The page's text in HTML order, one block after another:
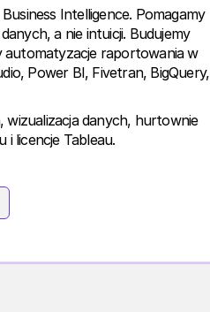
Intelligence. Pomagamy
a nie intuicji. Budujemy
raportowania w
Power BI, Fivetran, BigQuery,
wizualizacja danych, hurtownie
i licencje Tableau.